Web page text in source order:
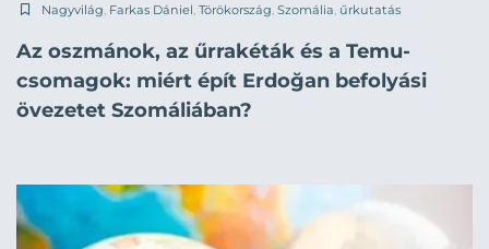
Nagyvilág Farkas Dániel Törökország Szomália űrkutatás
Az oszmánok, az űrrakéták és a Temu-
csomagok: miért épít Erdoğan befolyási
övezetet Szomáliában?